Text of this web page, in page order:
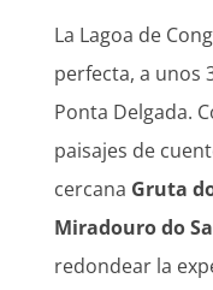
La Lagoa de
perfecta, a unos
Ponta Delgada.
paisajes de
cercana Gruta
Miradouro do
redondear la